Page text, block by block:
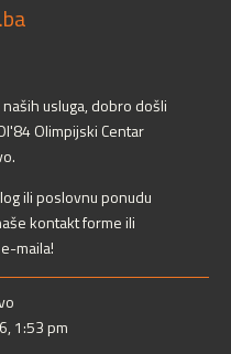
usluga, dobro došli
Olimpijski Centar
ili poslovnu ponudu
kontakt forme ili
maila!
1:53 pm